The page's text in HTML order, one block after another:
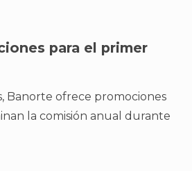
para el primer
Banorte ofrece promociones
la comisión anual durante